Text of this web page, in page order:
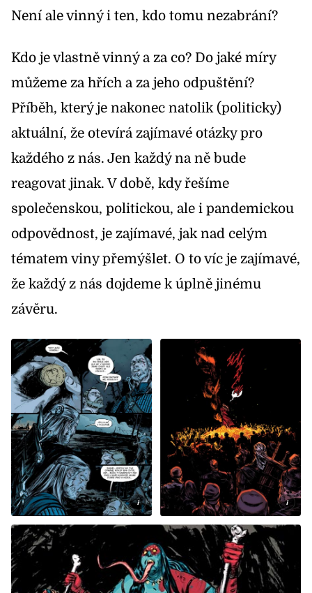
Není ale vinný i ten, kdo tomu nezabrání?
Kdo je vlastně vinný a za co? Do jaké míry
můžeme za hřích a za jeho odpuštění?
Příběh, který je nakonec natolik (politicky)
aktuální, že otevírá zajímavé otázky pro
každého z nás. Jen každý na ně bude
reagovat jinak. V době, kdy řešíme
společenskou, politickou, ale i pandemickou
odpovědnost, je zajímavé, jak nad celým
tématem viny přemýšlet. O to víc je zajímavé,
že každý z nás dojdeme k úplně jinému
závěru.
i i